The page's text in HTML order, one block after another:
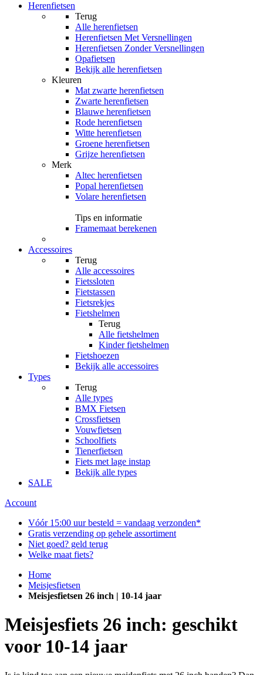
Herenfietsen
Terug
Alle herenfietsen
Herenfietsen Met Versnellingen
Herenfietsen Zonder Versnellingen
Opafietsen
Bekijk alle herenfietsen
Kleuren
Mat zwarte herenfietsen
Zwarte herenfietsen
Blauwe herenfietsen
Rode herenfietsen
Witte herenfietsen
Groene herenfietsen
Grijze herenfietsen
Merk
Altec herenfietsen
Popal herenfietsen
Volare herenfietsen
Tips en informatie
Framemaat berekenen
Accessoires
Terug
Alle accessoires
Fietssloten
Fietstassen
Fietsrekjes
Fietshelmen
Terug
Alle fietshelmen
Kinder fietshelmen
Fietshoezen
Bekijk alle accessoires
Types
Terug
Alle types
BMX Fietsen
Crossfietsen
Vouwfietsen
Schoolfiets
Tienerfietsen
Fiets met lage instap
Bekijk alle types
SALE
Account
Vóór 15:00 uur besteld = vandaag verzonden*
Gratis verzending op gehele assortiment
Niet goed? geld terug
Welke maat fiets?
Home
Meisjesfietsen
Meisjesfietsen 26 inch | 10-14 jaar
Meisjesfiets 26 inch: geschikt
voor 10-14 jaar